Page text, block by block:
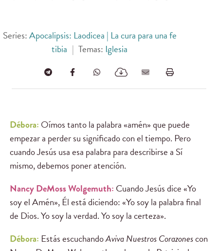
Series:Apocalipsis: Laodicea | La cura para una fe
tibia | Temas: Iglesia
Débora: Oímos tanto la palabra «amén» que puede
empezar a perder su significado con el tiempo. Pero
cuando Jesús usa esa palabra para describirse a Sí
mismo, debemos poner atención.
Nancy DeMoss Wolgemuth: Cuando Jesús dice «Yo
soy el Amén», Él está diciendo: «Yo soy la palabra final
de Dios. Yo soy la verdad. Yo soy la certeza».
Débora: Estás escuchandoAviva Nuestros Corazonescon